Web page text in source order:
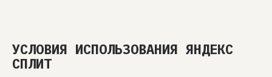
УСЛОВИЯ ИСПОЛЬЗОВАНИЯ ЯНДЕКС
СПЛИТ